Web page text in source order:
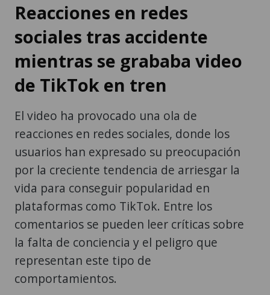
Reacciones en redes
sociales tras accidente
mientras se grababa video
de TikTok en tren
El video ha provocado una ola de
reacciones en redes sociales, donde los
usuarios han expresado su preocupación
por la creciente tendencia de arriesgar la
vida para conseguir popularidad en
plataformas como TikTok. Entre los
comentarios se pueden leer críticas sobre
la falta de conciencia y el peligro que
representan este tipo de
comportamientos.